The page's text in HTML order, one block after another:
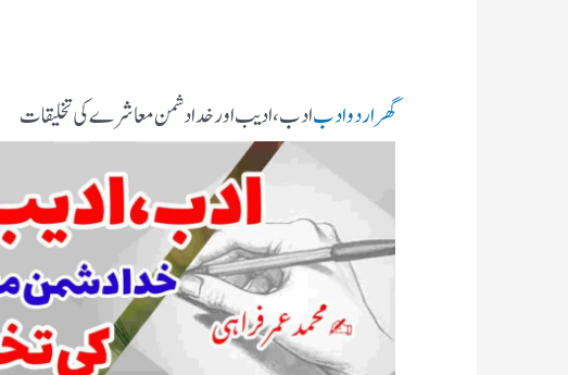
گھراردو ادبادب، ادیب اور خدا دشمن معاشرے کی تخلیقات